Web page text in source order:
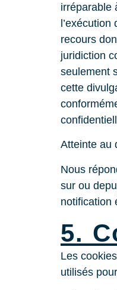
irréparable
recours
juridiction
seulement
cette
Atteinte au
Nous
sur ou
notification
5.
Les
utilisés